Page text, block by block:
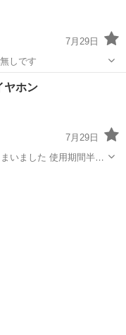
7月29日
品は、無しです
ヤホン
7月29日
いました 使用期間半年